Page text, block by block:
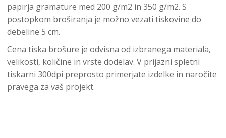
papirja gramature med 200 g/m2 in 350 g/m2. S
postopkom broširanja je možno vezati tiskovine do
debeline 5 cm.
Cena tiska brošure je odvisna od izbranega materiala,
velikosti, količine in vrste dodelav. V prijazni spletni
tiskarni 300dpi preprosto primerjate izdelke in naročite
pravega za vaš projekt.